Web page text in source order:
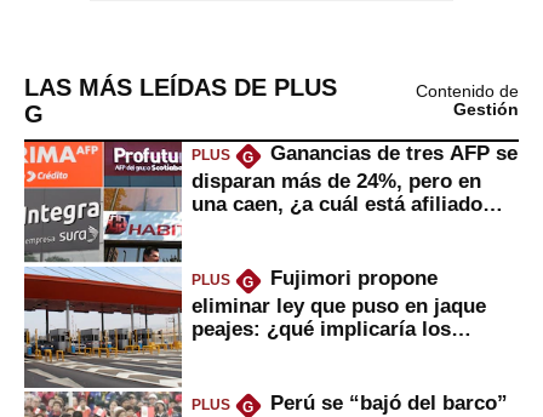
LAS MÁS LEÍDAS DE PLUS
G
Contenido de
Gestión
PLUS G
Ganancias de tres AFP se
disparan más de 24%, pero en
una caen, ¿a cuál está afiliado
PLUS G
Fujimori propone
eliminar ley que puso en jaque
peajes: ¿qué implicaría los
PLUS G
Perú se “bajó del barco”